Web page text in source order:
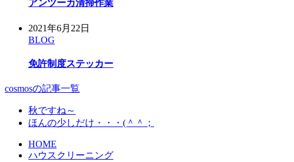
アンツーカ清掃作業
2021年6月22日
BLOG
免許制度ステッカー
cosmosの記事一覧
秋ですね～
ほんの少しだけ・・・(＾＾；
HOME
ハウスクリーニング